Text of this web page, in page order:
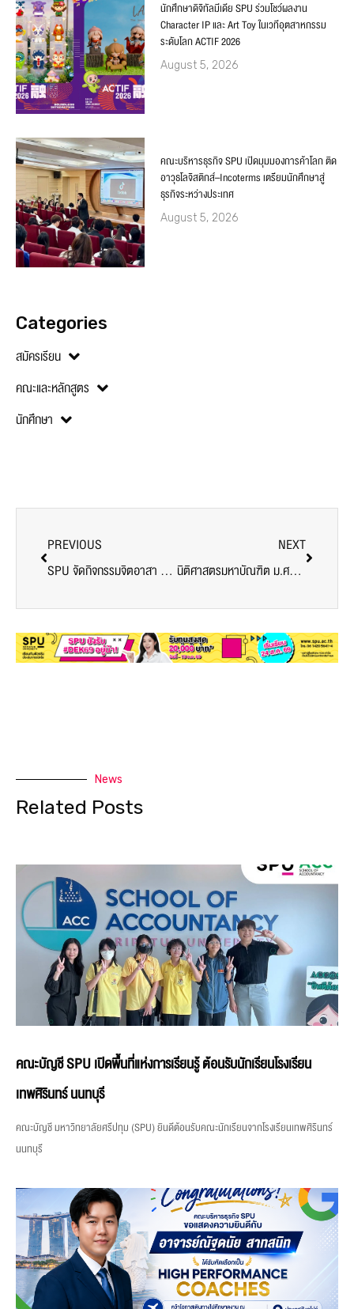
นักศึกษาดิจิทัลมีเดีย SPU ร่วมโชว์ผลงาน
Character IP และ Art Toy ในเวทีอุตสาหกรรม
ระดับโลก ACTIF 2026
August 5, 2026
คณะบริหารธุรกิจ SPU เปิดมุมมองการค้าโลก ติด
อาวุธโลจิสติกส์–Incoterms เตรียมนักศึกษาสู่
ธุรกิจระหว่างประเทศ
August 5, 2026
Categories
สมัครเรียน
คณะและหลักสูตร
นักศึกษา
PREVIOUS
SPU จัดกิจกรรมจิตอาสา “SRIPATUM USR ร่วมใส่ใจรับผิดชอบต่อสังคม” ณ โรงเรียนบ้านมาบนาดี จ.ฉะเชิงเทรา มุ่งพัฒนาที่ยั่งยืนตามแนวทาง SDGs
NEXT
นิติศาสตรมหาบัณฑิต ม.ศรีปทุม จัดเต็ม! เทคนิคการทำวิทยานิพนธ์-สารนิพนธ์ มุ่งสู่มืออาชีพ
News
Related Posts
คณะบัญชี SPU เปิดพื้นที่แห่งการเรียนรู้ ต้อนรับนักเรียนโรงเรียน
เทพศิรินทร์ นนทบุรี
คณะบัญชี มหาวิทยาลัยศรีปทุม (SPU) ยินดีต้อนรับคณะนักเรียนจากโรงเรียนเทพศิรินทร์
นนทบุรี